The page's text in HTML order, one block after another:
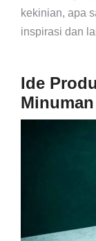
kekinian, apa
inspirasi dan
Ide